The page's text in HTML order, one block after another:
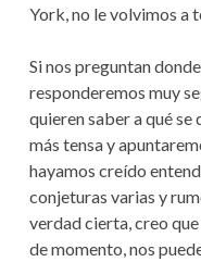
York, no le volvimos a
Si nos preguntan
responderemos muy
quieren saber a qué se
más tensa y
hayamos creído
conjeturas varias y
verdad cierta, creo que
de momento, nos